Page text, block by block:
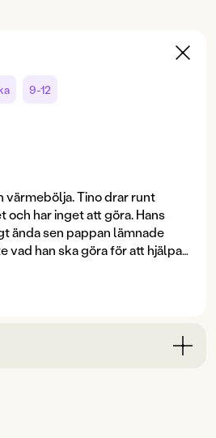
9-12
värmebölja. Tino drar runt
och har inget att göra. Hans
ända sen pappan lämnade
vad han ska göra för att hjälpa
Hon klär sig konstigt och
håller hon på med
annat också, något nästan ...
fiende?
för den modige! Petrus